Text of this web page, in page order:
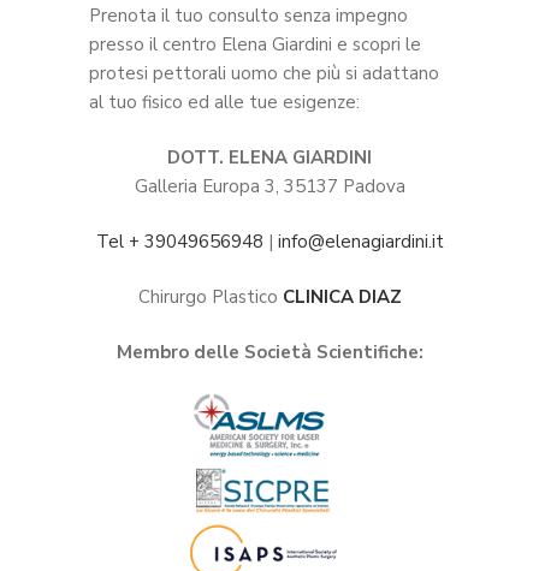
Prenota il tuo consulto senza impegno
presso il centro Elena Giardini e scopri le
protesi pettorali uomo che più si adattano
al tuo fisico ed alle tue esigenze:
DOTT. ELENA GIARDINI
Galleria Europa 3, 35137 Padova
Tel + 39049656948 | info@elenagiardini.it
Chirurgo Plastico CLINICA DIAZ
Membro delle Società Scientifiche: